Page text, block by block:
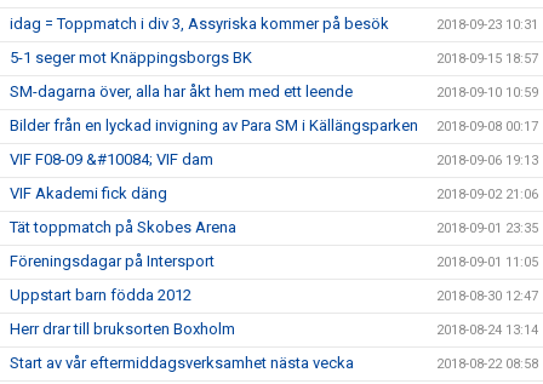
idag = Toppmatch i div 3, Assyriska kommer på besök 2018-09-23 10:31
5-1 seger mot Knäppingsborgs BK 2018-09-15 18:57
SM-dagarna över, alla har åkt hem med ett leende 2018-09-10 10:59
Bilder från en lyckad invigning av Para SM i Källängsparken 2018-09-08 00:17
VIF F08-09 &#10084; VIF dam 2018-09-06 19:13
VIF Akademi fick däng 2018-09-02 21:06
Tät toppmatch på Skobes Arena 2018-09-01 23:35
Föreningsdagar på Intersport 2018-09-01 11:05
Uppstart barn födda 2012 2018-08-30 12:47
Herr drar till bruksorten Boxholm 2018-08-24 13:14
Start av vår eftermiddagsverksamhet nästa vecka 2018-08-22 08:58